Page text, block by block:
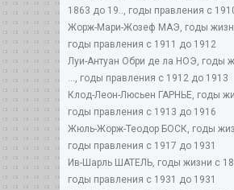
1863 до 19.., годы правления с
Жорж-Мари-Жозеф МАЭ, годы
годы правления с 1911 до 1912
Луи-Антуан Обри де ла НОЭ, годы
..., годы правления с 1912 до 1913
Клод-Леон-Люсьен ГАРНЬЕ, годы
годы правления с 1913 до 1916
Жюль-Жорж-Теодор БОСК, годы
годы правления с 1917 до 1931
Ив-Шарль ШАТЕЛЬ, годы жизни с
годы правления с 1931 до 1931